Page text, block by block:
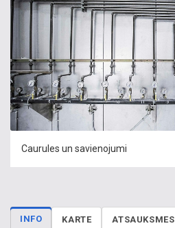
Caurules un savienojumi
INFO KARTE ATSAUKSMES